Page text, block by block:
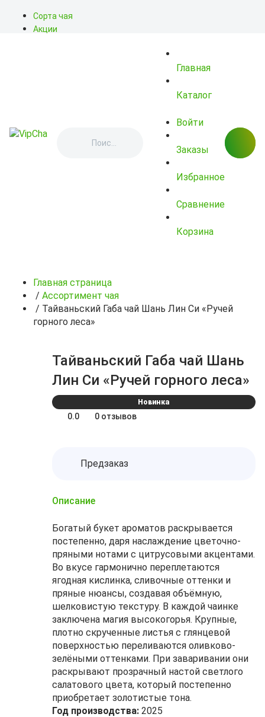
Сорта чая
Акции
Главная
Каталог
Войти
Заказы
Избранное
Сравнение
Корзина
Главная страница
/ Ассортимент чая
/ Тайваньский Габа чай Шань Лин Си «Ручей
горного леса»
Тайваньский Габа чай Шань
Лин Си «Ручей горного леса»
Новинка
0.0 0 отзывов
Предзаказ
Описание
Богатый букет ароматов раскрывается
постепенно, даря наслаждение цветочно-
пряными нотами с цитрусовыми акцентами.
Во вкусе гармонично переплетаются
ягодная кислинка, сливочные оттенки и
пряные нюансы, создавая объёмную,
шелковистую текстуру. В каждой чаинке
заключена магия высокогорья. Крупные,
плотно скрученные листья с глянцевой
поверхностью переливаются оливково-
зелёными оттенками. При заваривании они
раскрывают прозрачный настой светлого
салатового цвета, который постепенно
приобретает золотистые тона.
Год производства: 2025